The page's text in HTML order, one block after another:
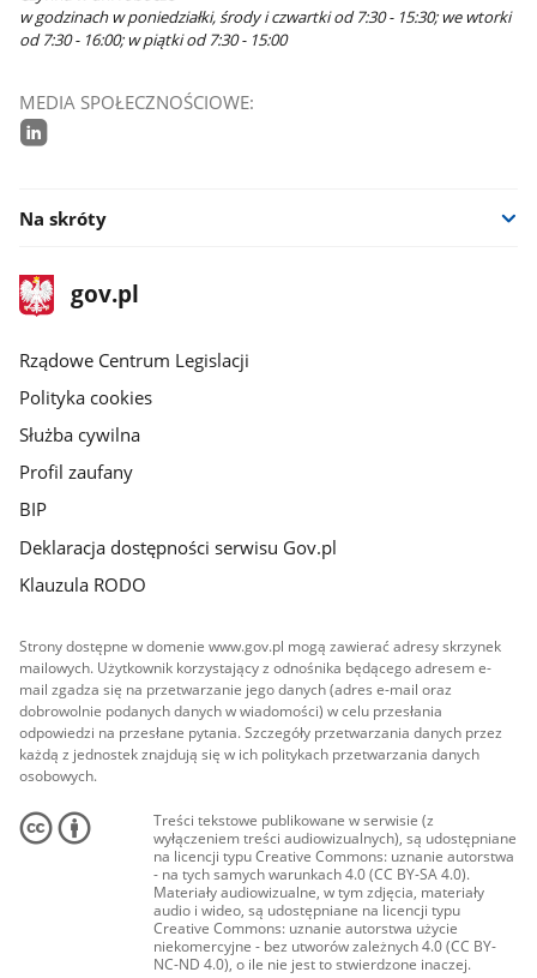
w godzinach w poniedziałki, środy i czwartki od 7:30 - 15:30; we wtorki
od 7:30 - 16:00; w piątki od 7:30 - 15:00
MEDIA SPOŁECZNOŚCIOWE:
Na skróty
stopka
gov.plStrona
gov.pl
Rządowe Centrum Legislacji
Polityka cookies
Służba cywilna
Profil zaufany
BIP
Deklaracja dostępności serwisu Gov.pl
Klauzula RODO
Strony dostępne w domenie www.gov.pl mogą zawierać adresy skrzynek
mailowych. Użytkownik korzystający z odnośnika będącego adresem e-
mail zgadza się na przetwarzanie jego danych (adres e-mail oraz
dobrowolnie podanych danych w wiadomości) w celu przesłania
odpowiedzi na przesłane pytania. Szczegóły przetwarzania danych przez
każdą z jednostek znajdują się w ich politykach przetwarzania danych
osobowych.
Treści tekstowe publikowane w serwisie (z
wyłączeniem treści audiowizualnych), są udostępniane
na licencji typu Creative Commons: uznanie autorstwa
- na tych samych warunkach 4.0 (CC BY-SA 4.0).
Materiały audiowizualne, w tym zdjęcia, materiały
audio i wideo, są udostępniane na licencji typu
Creative Commons: uznanie autorstwa użycie
niekomercyjne - bez utworów zależnych 4.0 (CC BY-
NC-ND 4.0), o ile nie jest to stwierdzone inaczej.